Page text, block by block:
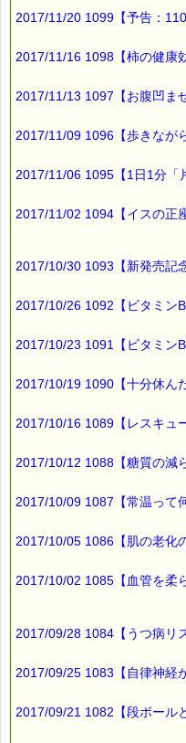
そこから、楽しみや役割が
運動することは大切だと思
コミュニティーに属するこ
ところで、
こころの健康には、
▼ストレスケアに役立つレス
▼あなたにぴったりのバッチ
■オススメの講座情報
→https://pass-thyme.com/
→https://www.facebook.com/
■編集後記
先日
梅をたくさんいただきまし
2017/11/20 1099【予告：
2017/11/16 1098【柿の健康
2017/11/13 1097【お腹凹ま
2017/11/09 1096【歩きなが
2017/11/06 1095【1日1分「
2017/11/02 1094【イスの正
2017/10/30 1093【新発売記
2017/10/26 1092【ビタミン
2017/10/23 1091【ビタミン
2017/10/19 1090【十分休ん
2017/10/16 1089【レスキュ
2017/10/12 1088【糖質の減
2017/10/09 1087【常温って
2017/10/05 1086【肌の老化
2017/10/02 1085【血管を柔
2017/09/28 1084【うつ病リ
2017/09/25 1083【自律神経
2017/09/21 1082【段ボール